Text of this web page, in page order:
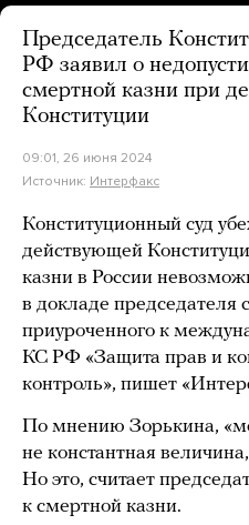
Председатель
РФ заявил о
смертной казни при
Конституции
09:01, 26 июня 2024
Источник: Интерфакс
Конституционный суд
действующей
казни в России
в докладе председателя
приуроченного к
КС РФ «Защита прав и
контроль», пишет
По мнению Зорькина,
не константная
Но это, считает
к смертной казни.